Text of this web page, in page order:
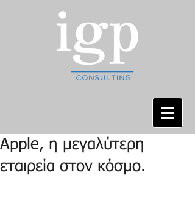
Apple, η μεγαλύτερη
εταιρεία στον κόσμο.